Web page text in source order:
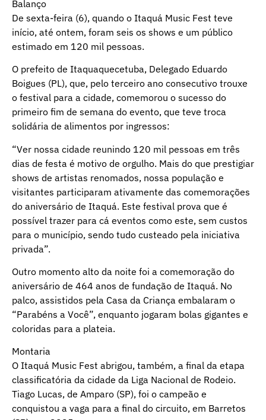
Balanço
De sexta-feira (6), quando o Itaquá Music Fest teve
início, até ontem, foram seis os shows e um público
estimado em 120 mil pessoas.
O prefeito de Itaquaquecetuba, Delegado Eduardo
Boigues (PL), que, pelo terceiro ano consecutivo trouxe
o festival para a cidade, comemorou o sucesso do
primeiro fim de semana do evento, que teve troca
solidária de alimentos por ingressos:
“Ver nossa cidade reunindo 120 mil pessoas em três
dias de festa é motivo de orgulho. Mais do que prestigiar
shows de artistas renomados, nossa população e
visitantes participaram ativamente das comemorações
do aniversário de Itaquá. Este festival prova que é
possível trazer para cá eventos como este, sem custos
para o município, sendo tudo custeado pela iniciativa
privada”.
Outro momento alto da noite foi a comemoração do
aniversário de 464 anos de fundação de Itaquá. No
palco, assistidos pela Casa da Criança embalaram o
“Parabéns a Você”, enquanto jogaram bolas gigantes e
coloridas para a plateia.
Montaria
O Itaquá Music Fest abrigou, também, a final da etapa
classificatória da cidade da Liga Nacional de Rodeio.
Tiago Lucas, de Amparo (SP), foi o campeão e
conquistou a vaga para a final do circuito, em Barretos